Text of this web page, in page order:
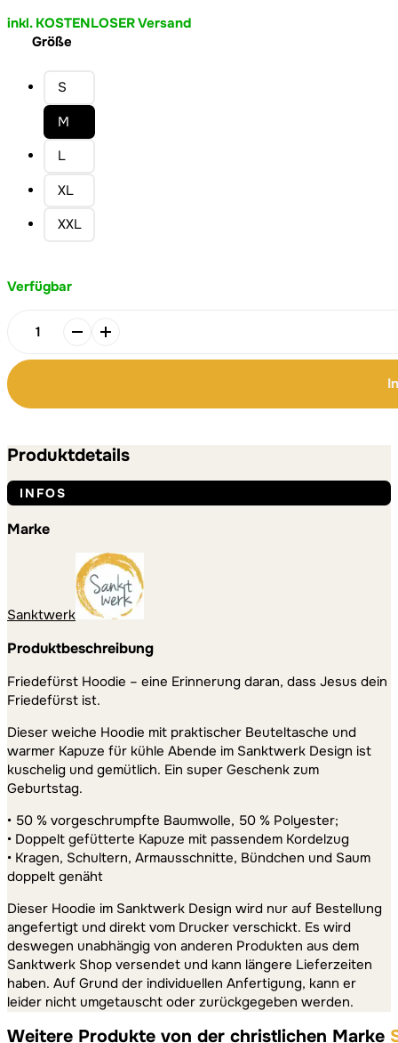
inkl. KOSTENLOSER Versand
Größe
S
M
L
XL
XXL
Verfügbar
Friedefürst
Hoodie
beidseitig
bedruckt
Produktdetails
INFOS
Marke
Sanktwerk
Produktbeschreibung
Friedefürst Hoodie – eine Erinnerung daran, dass Jesus dein
Friedefürst ist.
Dieser weiche Hoodie mit praktischer Beuteltasche und
warmer Kapuze für kühle Abende im Sanktwerk Design ist
kuschelig und gemütlich. Ein super Geschenk zum
Geburtstag.
• 50 % vorgeschrumpfte Baumwolle, 50 % Polyester;
• Doppelt gefütterte Kapuze mit passendem Kordelzug
• Kragen, Schultern, Armausschnitte, Bündchen und Saum
doppelt genäht
Dieser Hoodie im Sanktwerk Design wird nur auf Bestellung
angefertigt und direkt vom Drucker verschickt. Es wird
deswegen unabhängig von anderen Produkten aus dem
Sanktwerk Shop versendet und kann längere Lieferzeiten
haben. Auf Grund der individuellen Anfertigung, kann er
leider nicht umgetauscht oder zurückgegeben werden.
Weitere Produkte von der christlichen Marke